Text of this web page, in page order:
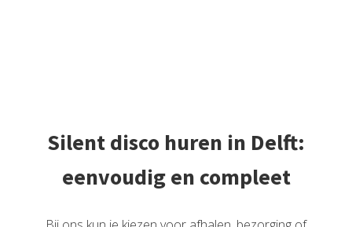
Silent disco huren in Delft:
eenvoudig en compleet